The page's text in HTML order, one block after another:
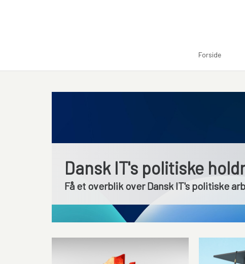
Forside
Dansk IT's politiske
Få et overblik over Dansk IT's politiske